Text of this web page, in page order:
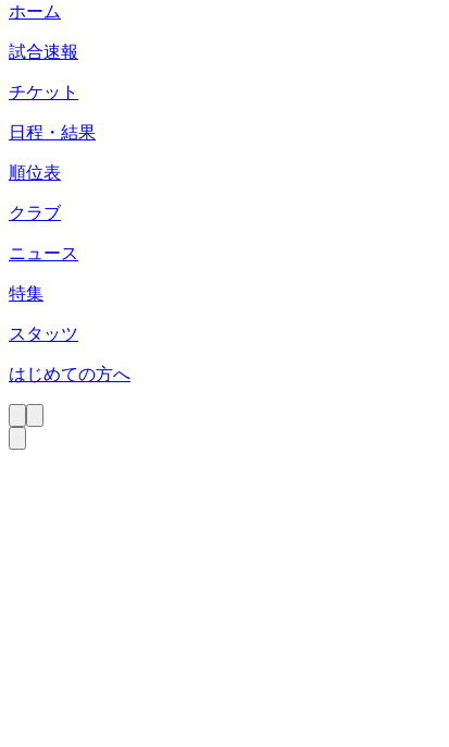
ホーム
試合速報
チケット
日程・結果
順位表
クラブ
ニュース
特集
スタッツ
はじめての方へ